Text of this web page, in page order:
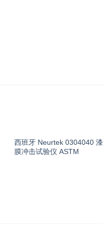
西班牙 Neurtek 0304040 漆
膜冲击试验仪 ASTM